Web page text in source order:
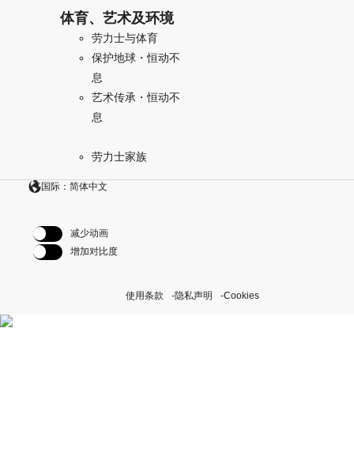
体育、艺术及环境
劳力士与体育
保护地球・恒动不
息
艺术传承・恒动不
息
劳力士家族
国际：简体中文
减少动画
增加对比度
使用条款 隐私声明 Cookies